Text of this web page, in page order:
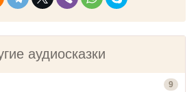
аудиосказки
9